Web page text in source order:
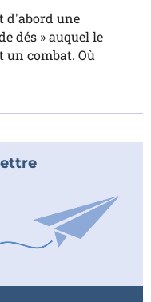
d'abord une
dés » auquel le
un combat. Où